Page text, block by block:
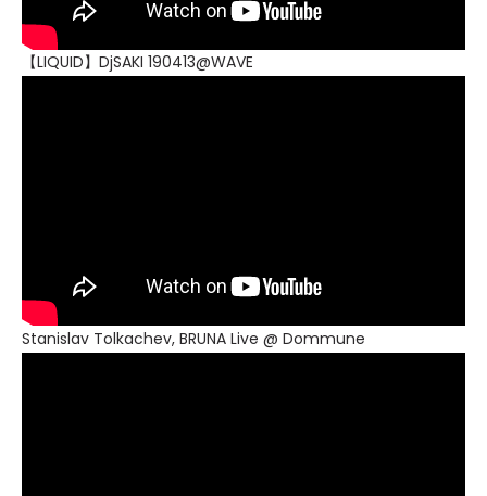
【LIQUID】DjSAKI 190413@WAVE
Stanislav Tolkachev, BRUNA Live @ Dommune